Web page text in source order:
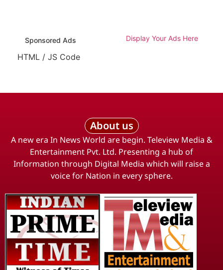
Sponsored Ads Display Your Ads Here
HTML / JS Code
About us
A new era In News World are begin. Teleview Media &
Entertainment Pvt. Ltd. Presenting a hub of
Information through Digital Media which will raise a
voice for Nation in every sphere.